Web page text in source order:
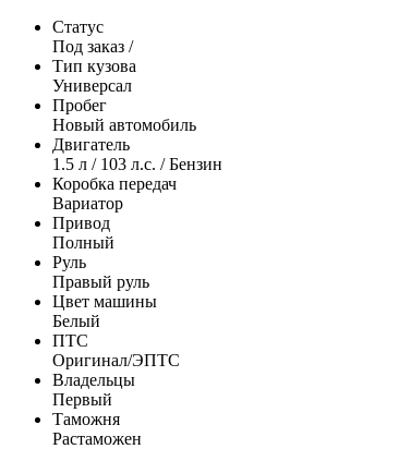
Статус
Под заказ /
Тип кузова
Универсал
Пробег
Новый автомобиль
Двигатель
1.5 л / 103 л.с. / Бензин
Коробка передач
Вариатор
Привод
Полный
Руль
Правый руль
Цвет машины
Белый
ПТС
Оригинал/ЭПТС
Владельцы
Первый
Таможня
Растаможен